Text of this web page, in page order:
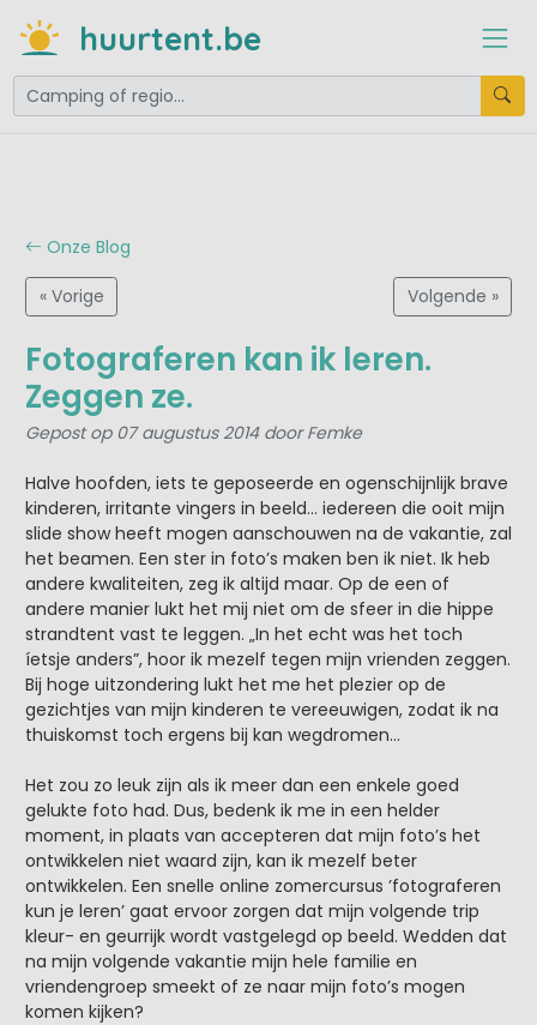
huurtent.be
Onze Blog
« Vorige Volgende »
Fotograferen kan ik leren.
Zeggen ze.
Gepost op 07 augustus 2014 door Femke
Halve hoofden, iets te geposeerde en ogenschijnlijk brave
kinderen, irritante vingers in beeld… iedereen die ooit mijn
slide show heeft mogen aanschouwen na de vakantie, zal
het beamen. Een ster in foto’s maken ben ik niet. Ik heb
andere kwaliteiten, zeg ik altijd maar. Op de een of
andere manier lukt het mij niet om de sfeer in die hippe
strandtent vast te leggen. „In het echt was het toch
íetsje anders”, hoor ik mezelf tegen mijn vrienden zeggen.
Bij hoge uitzondering lukt het me het plezier op de
gezichtjes van mijn kinderen te vereeuwigen, zodat ik na
thuiskomst toch ergens bij kan wegdromen…
Het zou zo leuk zijn als ik meer dan een enkele goed
gelukte foto had. Dus, bedenk ik me in een helder
moment, in plaats van accepteren dat mijn foto’s het
ontwikkelen niet waard zijn, kan ik mezelf beter
ontwikkelen. Een snelle online zomercursus ’fotograferen
kun je leren’ gaat ervoor zorgen dat mijn volgende trip
kleur- en geurrijk wordt vastgelegd op beeld. Wedden dat
na mijn volgende vakantie mijn hele familie en
vriendengroep smeekt of ze naar mijn foto’s mogen
komen kijken?